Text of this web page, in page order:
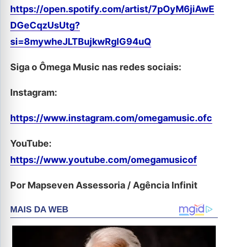
https://open.spotify.com/artist/7pOyM6jiAwE
DGeCqzUsUtg?
si=8mywheJLTBujkwRglG94uQ
Siga o Ômega Music nas redes sociais:
Instagram:
https://www.instagram.com/omegamusic.ofc
YouTube:
https://www.youtube.com/omegamusicof
Por Mapseven Assessoria / Agência Infinit